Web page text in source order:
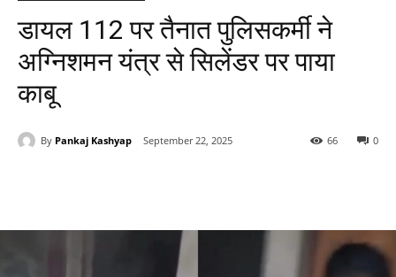
डायल 112 पर तैनात पुलिसकर्मी ने
अग्निशमन यंत्र से सिलेंडर पर पाया
काबू
By Pankaj Kashyap September 22, 2025 0
66